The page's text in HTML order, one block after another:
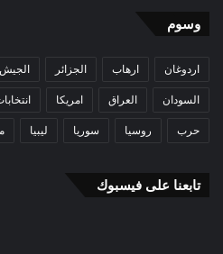
الاقتصاد والهجرة
لا يمكن فصل الأزمات الأمنية
فالفقر والبطالة وضعف
وسوم
اردوغان ارهاب الجزائر الجيش
السودان العراق امريكا
حرب روسيا سوريا ليبيا
تابعنا على فيسبوك